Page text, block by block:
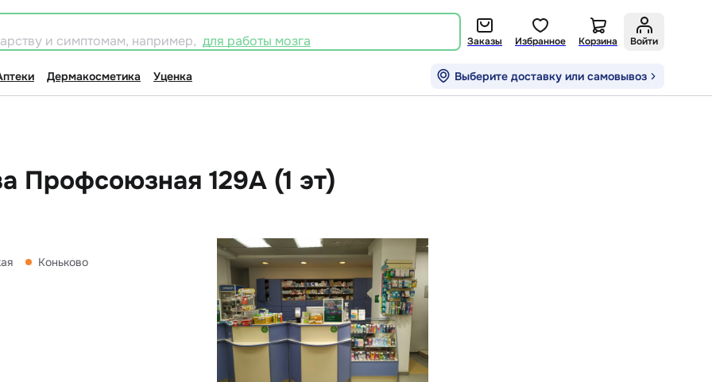
и симптомам, например, для работы мозга Заказы Избранное Корзина Войти
Дермакосметика Уценка Выберите доставку или самовывоз
Профсоюзная 129А (1 эт)
Коньково